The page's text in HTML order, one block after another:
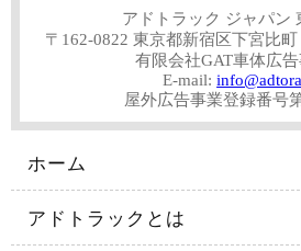
アドトラック ジャパン
〒162-0822 東京都新宿区下宮比
有限会社GAT車体広
E-mail:
屋外広告事業登録番号
ホーム
アドトラックとは